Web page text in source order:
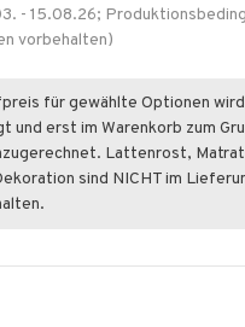
- 15.08.26;
vorbehalten)
für gewählte Optionen
und erst im Warenkorb zum
Lattenrost,
sind NICHT im